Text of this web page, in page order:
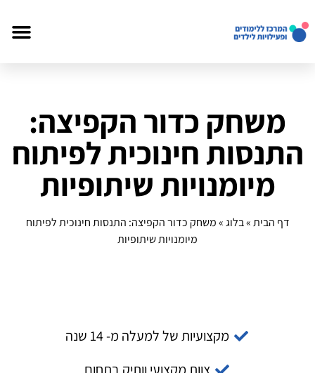
משחק כדור הקפיצה:
התנסות חינוכית לפיתוח
מיומנויות שיתופיות
דף הבית»בלוג»משחק כדור הקפיצה: התנסות חינוכית לפיתוח
מיומנויות שיתופיות
מקצועיות של למעלה מ- 14 שנה